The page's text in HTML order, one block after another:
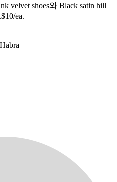
velvet shoes와 Black satin hill
ea.